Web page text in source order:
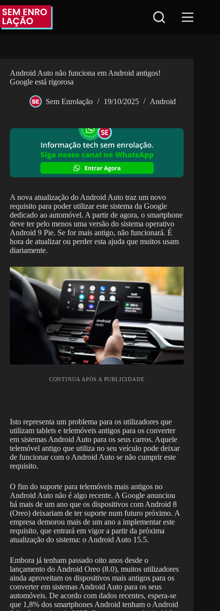
Pular
para
conteúdo
Android Auto não funciona em Android antigos!
Google está rigorosa
Sem Enrolação 19/10/2025 Android
A nova atualização do Android Auto traz um novo
requisito para poder utilizar este sistema da Google
dedicado ao automóvel. A partir de agora, o smartphone
deve ter pelo menos uma versão do sistema operativo
Android 9 Pie. Se for mais antigo, não funcionará. É
hora de atualizar ou perder esta ajuda que muitos usam
diariamente.
CONTINUA APÓS A PUBLICIDADE
Isto representa um problema para os utilizadores que
utilizam tablets e telemóveis antigos para os converter
em sistemas Android Auto para os seus carros. Aquele
telemóvel antigo que utiliza no seu veículo pode deixar
de funcionar com o Android Auto se não cumprir este
requisito.
O fim do suporte para telemóveis mais antigos no
Android Auto não é algo recente. A Google anunciou
há mais de um ano que os dispositivos com Android 8
(Oreo) deixariam de ter suporte num futuro próximo. A
empresa demorou mais de um ano a implementar este
requisito, que entrará em vigor a partir da próxima
atualização do sistema: o Android Auto 15.5.
Embora já tenham passado oito anos desde o
lançamento do Android Oreo (8.0), muitos utilizadores
ainda aproveitam os dispositivos mais antigos para os
converter em sistemas Android Auto para os seus
automóveis. De acordo com dados recentes, espera-se
que 1,8% dos smartphones Android tenham o Android